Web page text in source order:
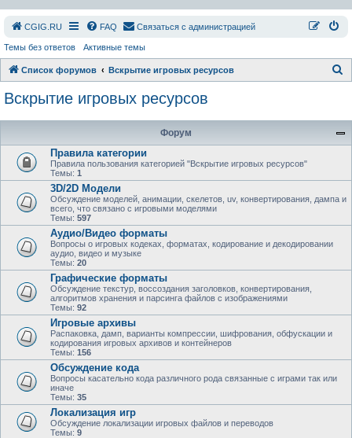
СGIG.RU FAQ Связаться с администрацией
Темы без ответов Активные темы
Список форумов Вскрытие игровых ресурсов
к
Вскрытие игровых ресурсов
Форум
Правила категории
Правила пользования категорией "Вскрытие игровых ресурсов"
Темы: 1
3D/2D Модели
Обсуждение моделей, анимации, скелетов, uv, конвертирования, дампа и
всего, что связано с игровыми моделями
Темы: 597
Аудио/Видео форматы
Вопросы о игровых кодеках, форматах, кодирование и декодировании
аудио, видео и музыке
Темы: 20
Графические форматы
Обсуждение текстур, воссоздания заголовков, конвертирования,
алгоритмов хранения и парсинга файлов с изображениями
Темы: 92
Игровые архивы
Распаковка, дамп, варианты компрессии, шифрования, обфускации и
кодирования игровых архивов и контейнеров
Темы: 156
Обсуждение кода
Вопросы касательно кода различного рода связанные с играми так или
иначе
Темы: 35
Локализация игр
Обсуждение локализации игровых файлов и переводов
Темы: 9